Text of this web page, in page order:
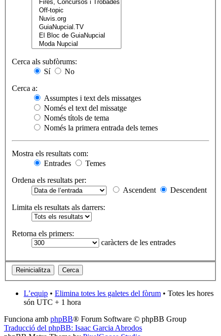
Cerca als subfòrums:
Sí
No
Cerca a:
Assumptes i text dels missatges
Només el text del missatge
Només títols de tema
Només la primera entrada dels temes
Mostra els resultats com:
Entrades
Temes
Ordena els resultats per:
Ascendent
Descendent
Limita els resultats als darrers:
Retorna els primers:
caràcters de les entrades
L’equip • Elimina totes les galetes del fòrum • Totes les hores
són UTC + 1 hora
Funciona amb phpBB® Forum Software © phpBB Group
Traducció del phpBB: Isaac Garcia Abrodos